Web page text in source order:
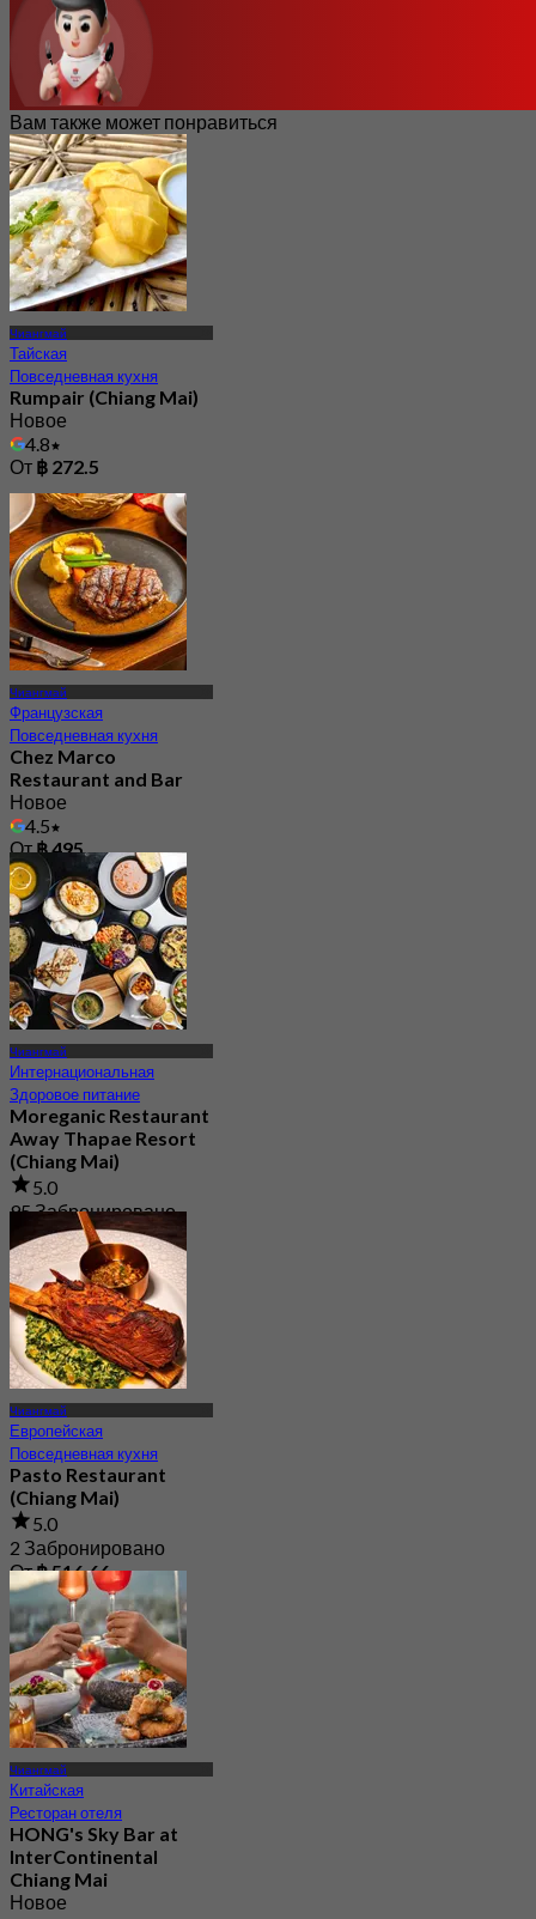
Вам также может понравиться
Чиангмай
Тайская
Повседневная кухня
Rumpair (Chiang Mai)
Новое
4.8
От ฿ 272.5
Чиангмай
Французская
Повседневная кухня
Chez Marco
Restaurant and Bar
Новое
4.5
От฿ 495
Чиангмай
Интернациональная
Здоровое питание
Moreganic Restaurant
Away Thapae Resort
(Chiang Mai)
5.0
95 Забронировано
От฿ 322.5
Чиангмай
Европейская
Повседневная кухня
Pasto Restaurant
(Chiang Mai)
5.0
2 Забронировано
От฿ 516.66
Чиангмай
Китайская
Ресторан отеля
HONG's Sky Bar at
InterContinental
Chiang Mai
Новое